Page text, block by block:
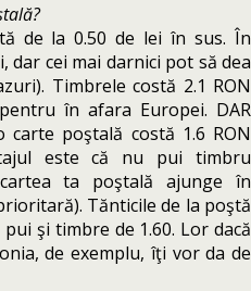
de la 0.50 de lei în sus. În
dar cei mai darnici pot să dea
Timbrele costă 2.1 RON
în afara Europei. DAR
poştală costă 1.6 RON
este că nu pui timbru
ta poştală ajunge în
Tănticile de la poştă
şi timbre de 1.60. Lor dacă
de exemplu, îţi vor da de